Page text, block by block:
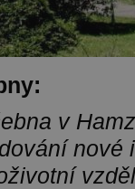
v
nové